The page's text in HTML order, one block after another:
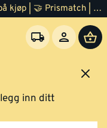
🚚 Fri frakt over 20 000 kr | 💰 Bonus på kjøp | 🤝 Prismatch | ⭐ 100% fornøyd garanti | 🏪 140 byggevarehus
inn ditt